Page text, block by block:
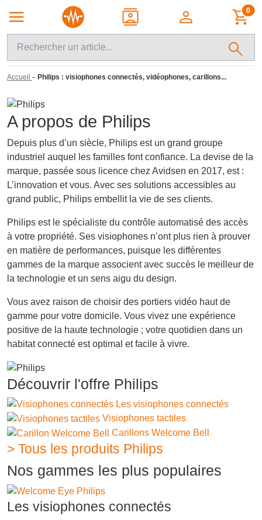
0
Accueil - Philips : visiophones connectés, vidéophones, carillons...
A propos de Philips
Depuis plus d’un siècle, Philips est un grand groupe
industriel auquel les familles font confiance. La devise de la
marque, passée sous licence chez Avidsen en 2017, est :
L’innovation et vous. Avec ses solutions accessibles au
grand public, Philips embellit la vie de ses clients.
Philips est le spécialiste du contrôle automatisé des accès
à votre propriété. Ses visiophones n’ont plus rien à prouver
en matière de performances, puisque les différentes
gammes de la marque associent avec succès le meilleur de
la technologie et un sens aigu du design.
Vous avez raison de choisir des portiers vidéo haut de
gamme pour votre domicile. Vous vivez une expérience
positive de la haute technologie ; votre quotidien dans un
habitat connecté est optimal et facile à vivre.
Découvrir l'offre Philips
Les visiophones connectés
Visiophones tactiles
Carillons Welcome Bell
> Tous les produits Philips
Nos gammes les plus populaires
Les visiophones connectés